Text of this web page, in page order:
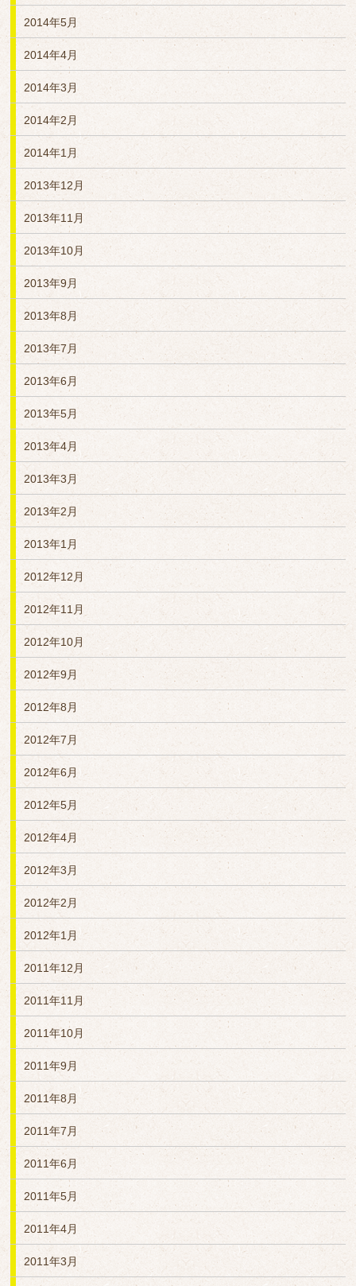
2014年5月
2014年4月
2014年3月
2014年2月
2014年1月
2013年12月
2013年11月
2013年10月
2013年9月
2013年8月
2013年7月
2013年6月
2013年5月
2013年4月
2013年3月
2013年2月
2013年1月
2012年12月
2012年11月
2012年10月
2012年9月
2012年8月
2012年7月
2012年6月
2012年5月
2012年4月
2012年3月
2012年2月
2012年1月
2011年12月
2011年11月
2011年10月
2011年9月
2011年8月
2011年7月
2011年6月
2011年5月
2011年4月
2011年3月